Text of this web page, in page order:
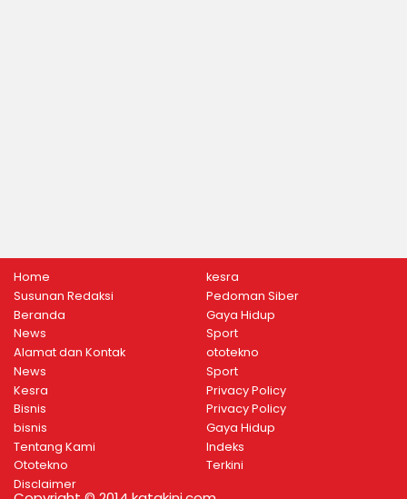
Home
Susunan Redaksi
Beranda
News
Alamat dan Kontak
News
Kesra
Bisnis
bisnis
Tentang Kami
Ototekno
Disclaimer
kesra
Pedoman Siber
Gaya Hidup
Sport
ototekno
Sport
Privacy Policy
Privacy Policy
Gaya Hidup
Indeks
Terkini